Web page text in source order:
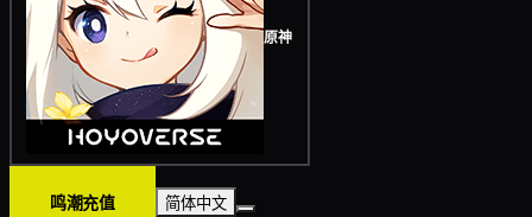
原神
鸣潮充值 简体中文